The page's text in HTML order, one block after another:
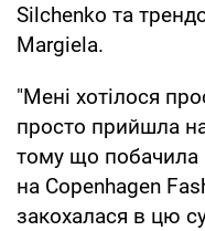
Silchenko та
Margiela.
"Мені хотілося
просто прийшла
тому що побачила
на Copenhagen
закохалася в цю